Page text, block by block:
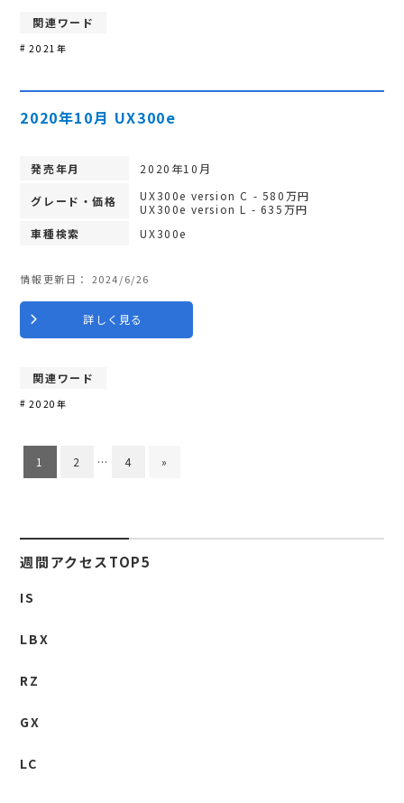
関連ワード
2021年
2020年10月 UX300e
発売年月 2020年10月
グレード・価格
UX300e version C - 580万円
UX300e version L - 635万円
車種検索
UX300e
情報更新日： 2024/6/26
詳しく見る
関連ワード
2020年
1 2 … 4 »
週間アクセスTOP5
IS
LBX
RZ
GX
LC